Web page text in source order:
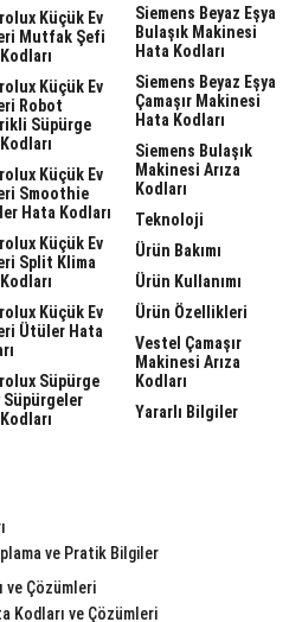
Küçük Ev
Mutfak Şefi
Küçük Ev
Robot
Süpürge
Küçük Ev
Smoothie
Hata Kodları
Küçük Ev
Split Klima
Küçük Ev
Ütüler Hata
Süpürge
Süpürgeler
Siemens Beyaz Eşya
Bulaşık Makinesi
Hata Kodları
Siemens Beyaz Eşya
Çamaşır Makinesi
Hata Kodları
Siemens Bulaşık
Makinesi Arıza
Kodları
Teknoloji
Ürün Bakımı
Ürün Kullanımı
Ürün Özellikleri
Vestel Çamaşır
Makinesi Arıza
Kodları
Yararlı Bilgiler
ve Pratik Bilgiler
ve Çözümleri
Kodları ve Çözümleri